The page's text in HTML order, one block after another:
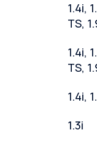
1.4i,
TS,
1.4i,
TS,
1.4i,
1.3i